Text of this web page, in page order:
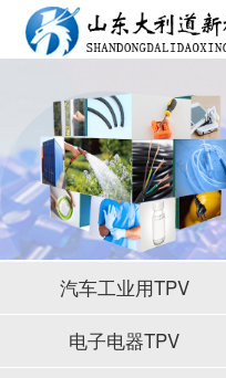
网站首页
公司简介
产品应用
新闻动态
汽车工业用TPV
电子电器TPV